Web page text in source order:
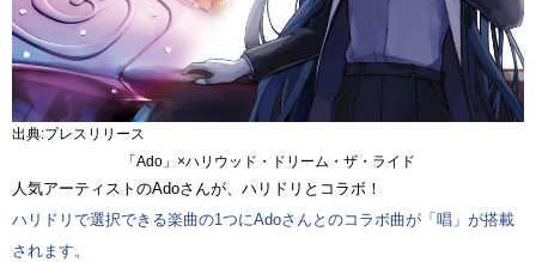
出典:プレスリリース
「Ado」×ハリウッド・ドリーム・ザ・ライド
人気アーティストのAdoさんが、ハリドリとコラボ！
ハリドリで選択できる楽曲の1つにAdoさんとのコラボ曲が「唱」が搭載
されます。